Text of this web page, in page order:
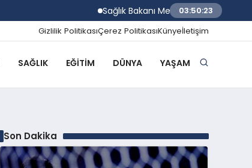
Sağlık Bakanı Memişoğlu Rize Şehir
03:50:24
Gizlilik PolitikasıÇerez PolitikasıKünyeİletişim
SAĞLIK EĞITIM DÜNYA YAŞAM
Son Dakika